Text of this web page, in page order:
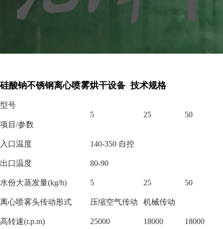
硅酸钠不锈钢离心喷雾烘干设备 技术规格
型号
项目 /参数
5 25 50
入口温度 140-350 自控
出口温度 80-90
水份大蒸发量(kg/h) 5 25 50
离心喷雾头传动形式 压缩空气传动 机械传动
高转速(r.p.m) 25000 18000 18000